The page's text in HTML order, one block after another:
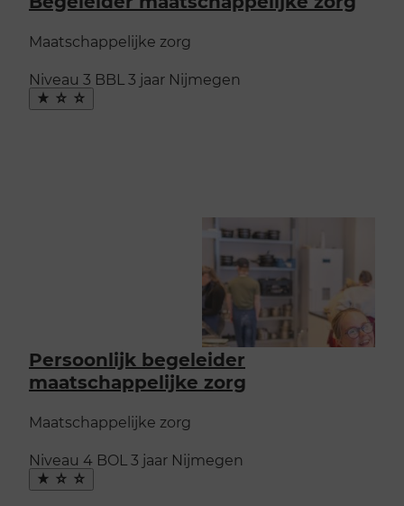
Maatschappelijke zorg
Niveau 3 BBL3 jaar Nijmegen
Maak
favoriet
Persoonlijk begeleider
maatschappelijke zorg
Maatschappelijke zorg
Niveau 4 BOL3 jaar Nijmegen
Maak
favoriet